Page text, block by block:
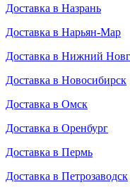
Доставка в Назрань
Доставка в Нарьян-Мар
Доставка в Нижний
Доставка в Новосибирск
Доставка в Омск
Доставка в Оренбург
Доставка в Пермь
Доставка в Петрозаводск